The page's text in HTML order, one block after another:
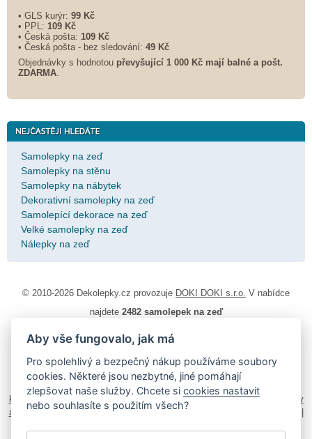
• GLS kurýr: 99 Kč
• PPL: 109 Kč
• Česká pošta: 109 Kč
• Česká pošta - bez sledování: 49 Kč
Objednávky s hodnotou převyšující 1 000 Kč mají balné a pošt.
ZDARMA
Samolepky na zeď
Samolepky na stěnu
Samolepky na nábytek
Dekorativní samolepky na zeď
Samolepící dekorace na zeď
Velké samolepky na zeď
Nálepky na zeď
© 2010-2026 Dekolepky.cz provozuje DOKI DOKI s.r.o. V nabídce
najdete 2482 samolepek na zeď
Návod k lepení|Životnost samolepek na zeď
podmínky|Ochrana osobních údajů|Cookies |Reklamační řád
Impressum
samolepky na auto |fotomagnetky na lednici fotokalendáře
kühlschrank fotomagnete
foto magnesy na lodówkę|samolepky dieťa v
aute |logoprinty |nálepky na stenu | dárky pro ženy
Aby vše fungovalo, jak má
Pro spolehlivý a bezpečný nákup používáme soubory
cookies. Některé jsou nezbytné, jiné pomáhají
zlepšovat naše služby. Chcete sicookies nastavit
nebo souhlasíte s použitím všech?